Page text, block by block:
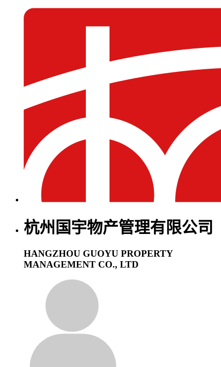
杭州国宇物产管理有限公司
HANGZHOU GUOYU PROPERTY
MANAGEMENT CO., LTD